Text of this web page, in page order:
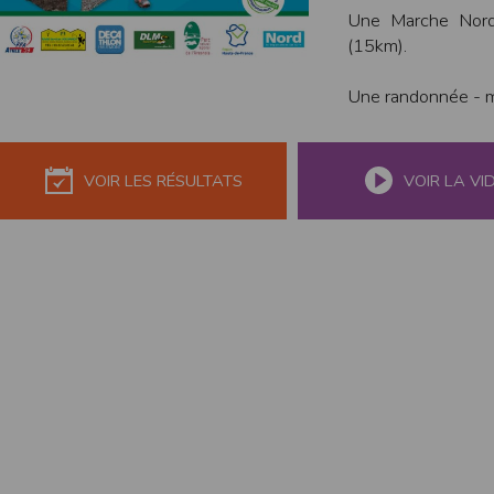
Une Marche
(15km).
Une randonnée -
VOIR LES RÉSULTATS VOIR LA
de réponse ou de qualité. Il n’est prévu
La responsabilité de l’éditeur ne saurait
Par ailleurs, l’EDITEUR peut être amené
L’EDITEUR se réserve la possibilité de
et/ou de son exploitation.